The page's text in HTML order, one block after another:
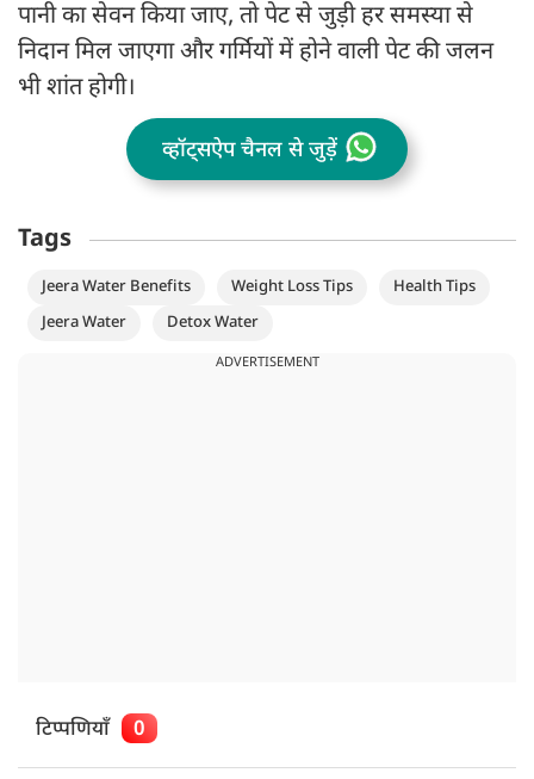
पानी का सेवन किया जाए, तो पेट से जुड़ी हर समस्या से
निदान मिल जाएगा और गर्मियों में होने वाली पेट की जलन
भी शांत होगी।
व्हॉट्सऐप चैनल से जुड़ें
Tags
Jeera Water Benefits Weight Loss Tips
Health Tips
Jeera Water
Detox Water
ADVERTISEMENT
टिप्पणियाँ 0